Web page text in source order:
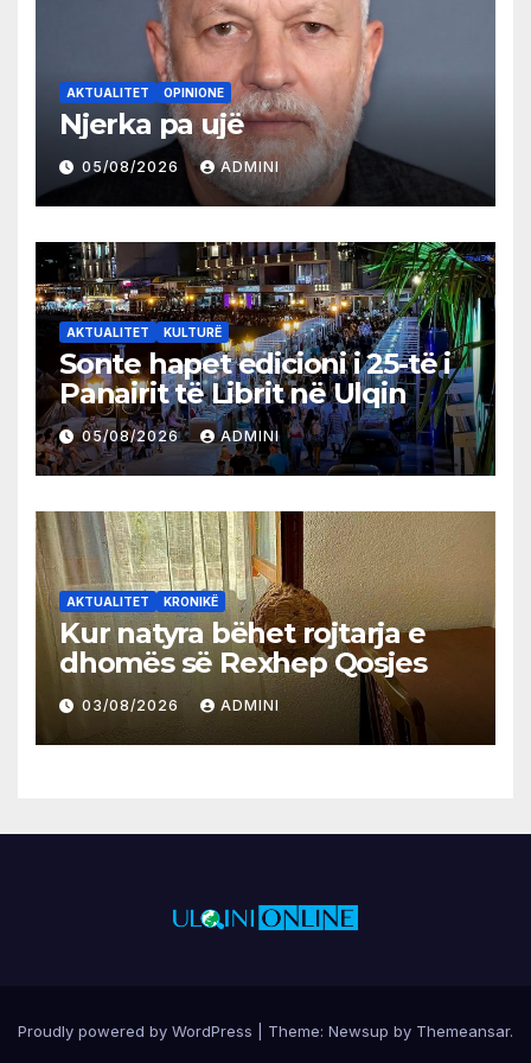
AKTUALITET OPINIONE
Njerka pa ujë
05/08/2026 ADMINI
AKTUALITET KULTURË
Sonte hapet edicioni i 25-të i
Panairit të Librit në Ulqin
05/08/2026 ADMINI
AKTUALITET KRONIKË
Kur natyra bëhet rojtarja e
dhomës së Rexhep Qosjes
03/08/2026 ADMINI
Proudly powered by WordPress Theme: Newsup by Themeansar.